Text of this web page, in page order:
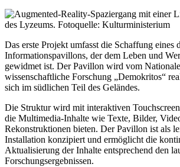
Das erste Projekt umfasst die Schaffung eines
Informationspavillons, der dem Leben und
gewidmet ist. Der Pavillon wird vom
wissenschaftliche Forschung „Demokritos“
sich im südlichen Teil des Geländes.
Die Struktur wird mit interaktiven
die Multimedia-Inhalte wie Texte, Bilder,
Rekonstruktionen bieten. Der Pavillon ist als
Installation konzipiert und ermöglicht die
Aktualisierung der Inhalte entsprechend den
Forschungsergebnissen.